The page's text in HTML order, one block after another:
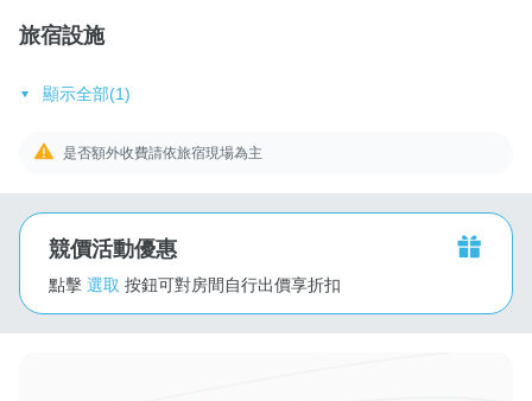
旅宿設施
顯示全部(1)
是否額外收費請依旅宿現場為主
競價活動優惠
點擊 選取 按鈕可對房間自行出價享折扣